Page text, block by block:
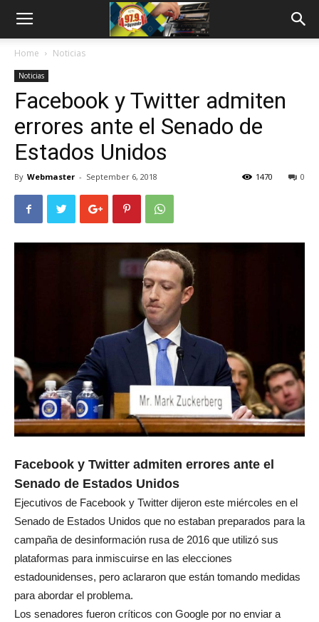
Home Noticias
Noticias
Facebook y Twitter admiten
errores ante el Senado de
Estados Unidos
By Webmaster - September 6, 2018 0
1470
Facebook y Twitter admiten errores ante el
Senado de Estados Unidos
Ejecutivos de Facebook y Twitter dijeron este miércoles en el
Senado de Estados Unidos que no estaban preparados para la
campaña de desinformación rusa de 2016 que utilizó sus
plataformas para inmiscuirse en las elecciones
estadounidenses, pero aclararon que están tomando medidas
para abordar el problema.
Los senadores fueron críticos con Google por no enviar a